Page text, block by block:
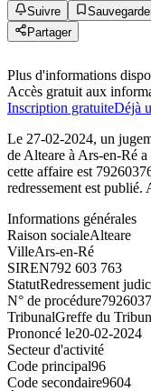
Suivre
Partager
Plus d'informations
Accès gratuit aux
Inscription gratuiteDéjà
Le 27-02-2024, un
de Alteare à Ars-en-Ré
cette affaire est
redressement est
Informations générales
Raison socialeAlteare
VilleArs-en-Ré
SIREN792 603 763
StatutRedressement
N° de procédure
TribunalGreffe du
Prononcé le20-02-2024
Secteur d'activité
Code principal96
Code secondaire9604